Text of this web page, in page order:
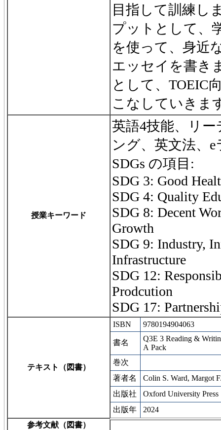
目指して訓練し
プットとして、
を使って、身近
エッセイを書き
として、TOEIC
こなしていきま
授業キーワード
英語4技能、リ
ング、英文法、
SDGs の項目:
SDG 3: Good
SDG 4: Quality
SDG 8: Decent
Growth
SDG 9: Industry,
Infrastructure
SDG 12:
Prodcution
SDG 17:
テキスト（図書）
ISBN 9780194904063
書名
Q3E 3 Reading &
A Pack
巻次
著者名
Colin S. Ward, Margot
出版社
Oxford University Press
出版年
2024
参考文献（図書）